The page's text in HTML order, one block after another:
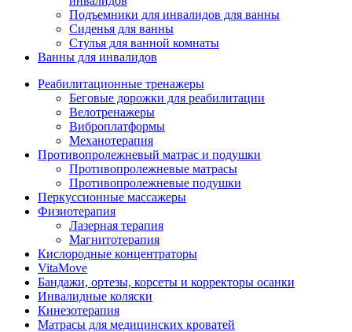
Подъемники для инвалидов для ванны
Сиденья для ванны
Стулья для ванной комнаты
Ванны для инвалидов
Реабилитационные тренажеры
Беговые дорожки для реабилитации
Велотренажеры
Виброплатформы
Механотерапия
Противопролежневый матрас и подушки
Противопролежневые матрасы
Противопролежневые подушки
Перкуссионные массажеры
Физиотерапия
Лазерная терапия
Магнитотерапия
Кислородные концентраторы
VitaMove
Бандажи, ортезы, корсеты и корректоры осанки
Инвалидные коляски
Кинезотерапия
Матрасы для медицинских кроватей